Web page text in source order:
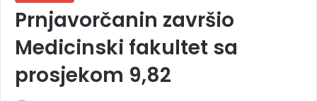
Prnjavorčanin završio
Medicinski fakultet sa
prosjekom 9,82